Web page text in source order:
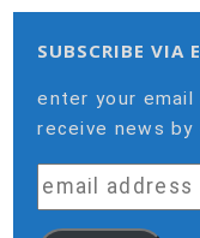
SUBSCRIBE VIA
enter your
receive news by
address